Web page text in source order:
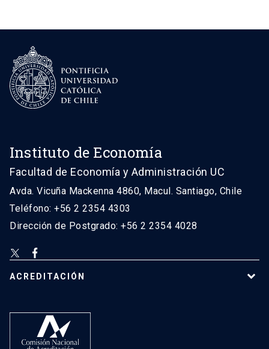
Instituto de Economía
Facultad de Economía y Administración UC
Avda. Vicuña Mackenna 4860, Macul. Santiago, Chile
Teléfono: +56 2 2354 4303
Dirección de Postgrado: +56 2 2354 4028
ACREDITACIÓN